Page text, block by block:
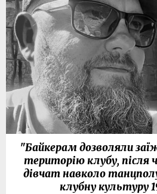
"Байкерам дозволяли
територію клубу, після
дівчат навколо
клубну культуру